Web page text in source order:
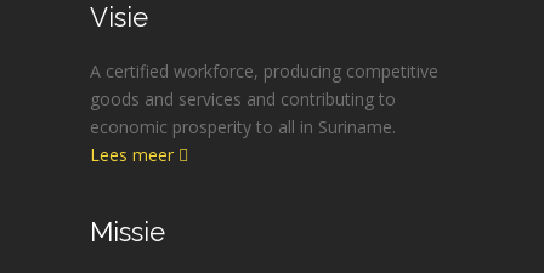
Visie
A certified workforce, producing competitive
goods and services and contributing to
economic prosperity to all in Suriname.
Lees meer
Missie